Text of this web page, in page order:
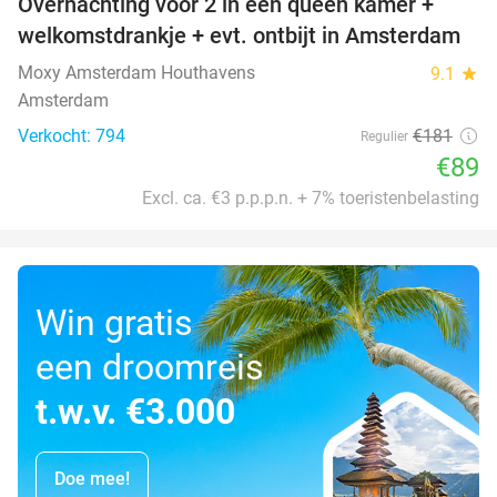
51%
welkomstdrankje + evt. ontbijt in Amsterdam
Moxy Amsterdam Houthavens 9.1 star
Amsterdam
Verkocht: 794
Regulier €181
€89
Excl. ca. €3 p.p.p.n. + 7% toeristenbelasting
Win gratis
een droomreis
t.w.v. €3.000
Doe mee!